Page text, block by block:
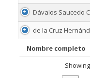
Dávalos Saucedo
de la Cruz
Nombre completo